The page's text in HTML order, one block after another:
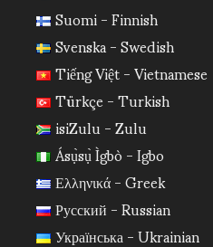
Suomi - Finnish
Svenska - Swedish
Tiếng Việt - Vietnamese
Türkçe - Turkish
isiZulu - Zulu
Ásụ̀sụ̀ Ìgbò - Igbo
Ελληνικά - Greek
Русский - Russian
Українська - Ukrainian